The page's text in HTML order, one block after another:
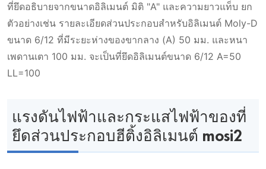
ที่ยึดอธิบายจากขนาดอิลิเมนต์ มิติ "A" และความยาวแท็บ ยก
ตัวอย่างเช่น รายละเอียดส่วนประกอบสําหรับอิลิเมนต์ Moly-D
ขนาด 6/12 ที่มีระยะห่างของขากลาง (A) 50 มม. และหนา
เพดานเตา 100 มม. จะเป็นที่ยึดอิลิเมนต์ขนาด 6/12 A=50
LL=100
แรงดันไฟฟ้าและกระแสไฟฟ้าของที่
ยึดส่วนประกอบฮีติ้งอิลิเมนต์ mosi2